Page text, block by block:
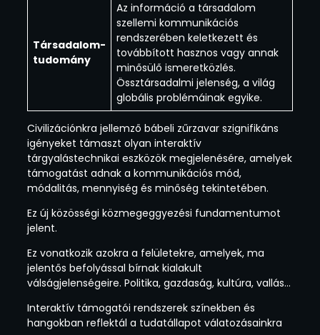
Társadalom-
tudomány
Az információ a társadalom
szellemi kommunikációs
rendszerében keletkezett és
továbbított hasznos vagy annak
minősülő ismeretközlés.
Össztársadalmi jelenség, a világ
globális problémáinak egyike.
Civilizációnkra jellemző bábeli zűrzavar szignifikáns
igényeket támaszt olyan interaktív
tárgyalástechnikai eszközök megjelenésére, amelyek
támogatást adnak a kommunikációs mód,
módalitás, mennyiség és minőség tekintetében.
Ez új közösségi közmegeggyezési fundamentumot
jelent.
Ez vonatkozik azokra a felületekre, amelyek, ma
jelentős befolyással bírnak kialakult
válságjelenségeire. Politika, gazdaság, kultúra, vallás…
Interaktív támogatói rendszerek színekben és
hangokban reflektál a tudatállapot válatozásainkra